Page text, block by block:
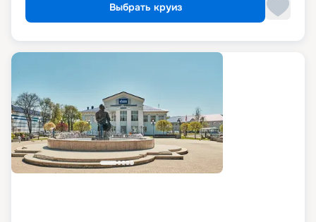
Выбрать круиз